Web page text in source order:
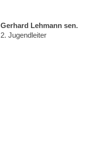
Gerhard Lehmann sen.
2. Jugendleiter